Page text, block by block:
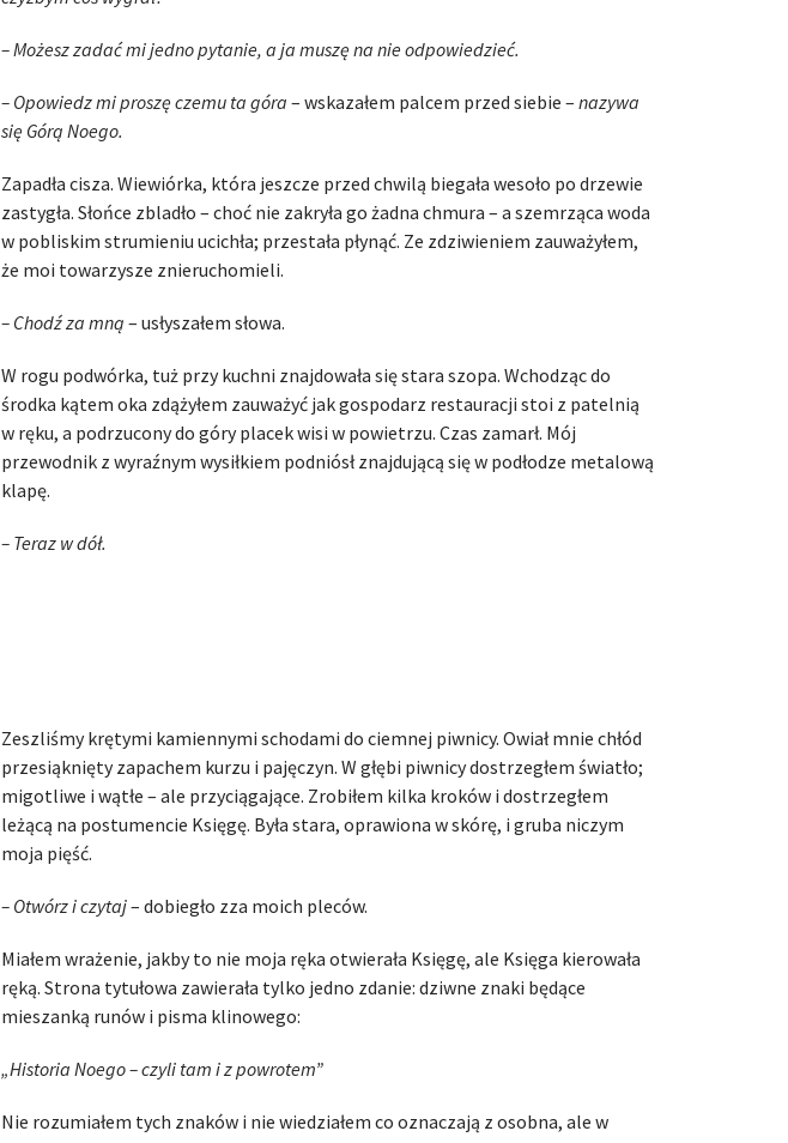
– Możesz zadać mi jedno pytanie, a ja muszę na nie odpowiedzieć.
– Opowiedz mi proszę czemu ta góra – wskazałem palcem przed siebie – nazywa
się Górą Noego.
Zapadła cisza. Wiewiórka, która jeszcze przed chwilą biegała wesoło po drzewie
zastygła. Słońce zbladło – choć nie zakryła go żadna chmura – a szemrząca woda
w pobliskim strumieniu ucichła; przestała płynąć. Ze zdziwieniem zauważyłem,
że moi towarzysze znieruchomieli.
– Chodź za mną – usłyszałem słowa.
W rogu podwórka, tuż przy kuchni znajdowała się stara szopa. Wchodząc do
środka kątem oka zdążyłem zauważyć jak gospodarz restauracji stoi z patelnią
w ręku, a podrzucony do góry placek wisi w powietrzu. Czas zamarł. Mój
przewodnik z wyraźnym wysiłkiem podniósł znajdującą się w podłodze metalową
klapę.
– Teraz w dół.
Zeszliśmy krętymi kamiennymi schodami do ciemnej piwnicy. Owiał mnie chłód
przesiąknięty zapachem kurzu i pajęczyn. W głębi piwnicy dostrzegłem światło;
migotliwe i wątłe – ale przyciągające. Zrobiłem kilka kroków i dostrzegłem
leżącą na postumencie Księgę. Była stara, oprawiona w skórę, i gruba niczym
moja pięść.
– Otwórz i czytaj– dobiegło zza moich pleców.
Miałem wrażenie, jakby to nie moja ręka otwierała Księgę, ale Księga kierowała
ręką. Strona tytułowa zawierała tylko jedno zdanie: dziwne znaki będące
mieszanką runów i pisma klinowego:
„Historia Noego – czyli tam i z powrotem”
Nie rozumiałem tych znaków i nie wiedziałem co oznaczają z osobna, ale w